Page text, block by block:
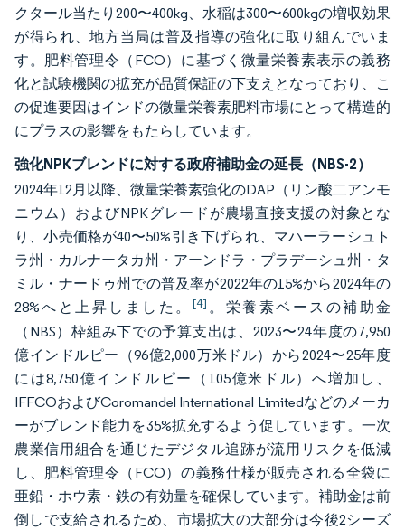
クタール当たり200〜400kg、水稲は300〜600kgの増収効果
が得られ、地方当局は普及指導の強化に取り組んでいま
す。肥料管理令（FCO）に基づく微量栄養素表示の義務
化と試験機関の拡充が品質保証の下支えとなっており、こ
の促進要因はインドの微量栄養素肥料市場にとって構造的
にプラスの影響をもたらしています。
強化NPKブレンドに対する政府補助金の延長（NBS-2）
2024年12月以降、微量栄養素強化のDAP（リン酸二アンモ
ニウム）およびNPKグレードが農場直接支援の対象とな
り、小売価格が40〜50%引き下げられ、マハーラーシュト
ラ州・カルナータカ州・アーンドラ・プラデーシュ州・タ
ミル・ナードゥ州での普及率が2022年の15%から2024年の
28%へと上昇しました。 [4] 。栄養素ベースの補助金
（NBS）枠組み下での予算支出は、2023〜24年度の7,950
億インドルピー（96億2,000万米ドル）から2024〜25年度
には8,750億インドルピー（105億米ドル）へ増加し、
IFFCOおよびCoromandel International Limitedなどのメーカ
ーがブレンド能力を35%拡充するよう促しています。一次
農業信用組合を通じたデジタル追跡が流用リスクを低減
し、肥料管理令（FCO）の義務仕様が販売される全袋に
亜鉛・ホウ素・鉄の有効量を確保しています。補助金は前
倒しで支給されるため、市場拡大の大部分は今後2シーズ